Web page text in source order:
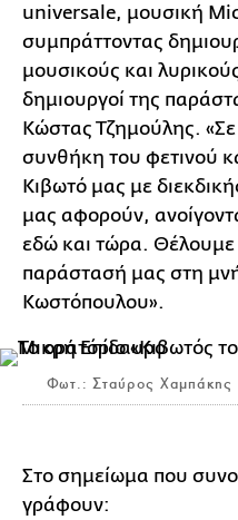
universale, μουσική
συμπράττοντας
μουσικούς και
δημιουργοί της
Κώστας Τζημούλης.
συνθήκη του φετινού
Κιβωτό μας με
μας αφορούν,
εδώ και τώρα.
παράστασή μας στη
Κωστόπουλου».
Φωτ.: Σταύρος Χαμπάκης
Στο σημείωμα που
γράφουν: